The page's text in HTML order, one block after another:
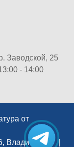
Заводской, 25
- 14:00
от
|